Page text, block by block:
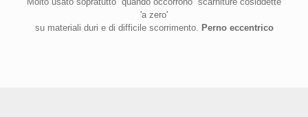
'a zero'
su materiali duri e di difficile scorrimento.
Perno eccentrico